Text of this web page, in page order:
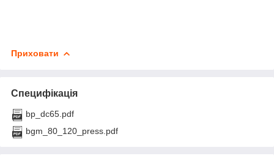
Приховати
Специфікація
bp_dc65.pdf
bgm_80_120_press.pdf